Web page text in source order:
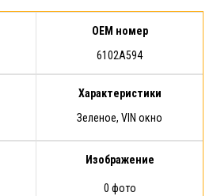
OEM номер
6102A594
Характеристики
Зеленое, VIN окно
Изображение
0 фото